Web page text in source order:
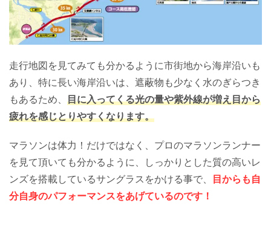
走行地図を見てみても分かるように市街地から海岸沿いも
あり、特に長い海岸沿いは、遮蔽物も少なく水のぎらつき
もあるため、 目に入ってくる光の量や紫外線が増え目から
疲れを感じとりやすくなります。
マラソンは体力！だけではなく、プロのマラソンランナー
を見て頂いても分かるように、しっかりとした質の高いレ
ンズを搭載しているサングラスをかける事で、 目からも自
分自身のパフォーマンスをあげているのです！